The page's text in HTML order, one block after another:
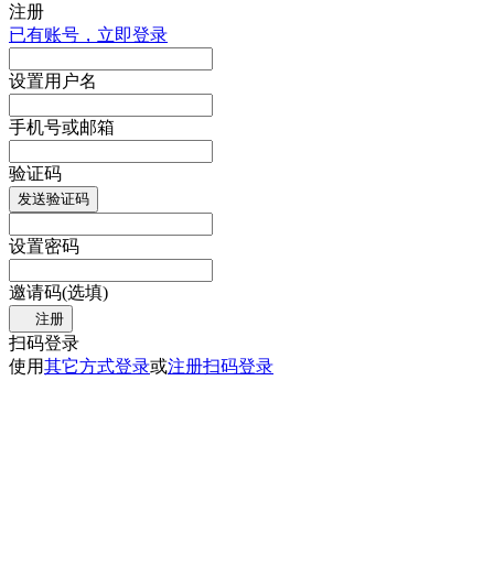
注册
已有账号，立即登录
设置用户名
手机号或邮箱
验证码
发送验证码
设置密码
邀请码(选填)
注册
扫码登录
使用其它方式登录或注册扫码登录